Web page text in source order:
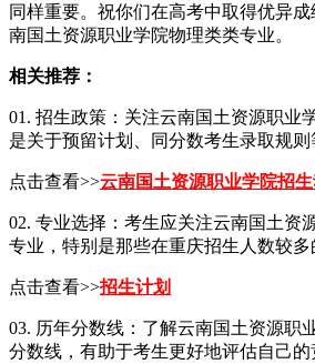
同样重要。祝你们在高考中取得优异
南国土资源职业学院物理类类专业。
相关推荐：
01. 招生政策：关注云南国土资源职业
是关于预留计划、同分数考生录取规则
点击查看>>云南国土资源职业学院招
02. 专业选择：考生应关注云南国土资
专业，特别是那些在重庆招生人数较多
点击查看>>招生计划
03. 历年分数线：了解云南国土资源职
分数线，有助于考生更好地评估自己的